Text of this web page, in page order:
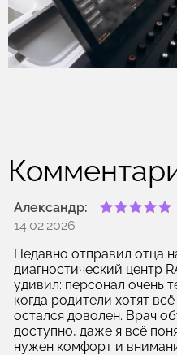
Александр:
14.02.2026
Недавно отправил отца
диагностический центр
удивил: персонал очень
когда родители хотят
остался доволен. Врач
доступно, даже я всё
нужен комфорт и